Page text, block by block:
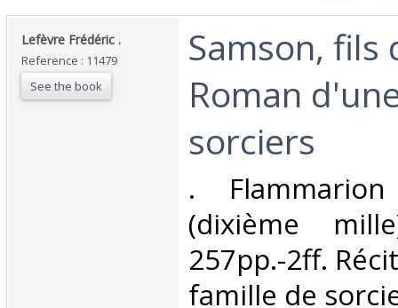
‎Lefèvre Frédéric .‎
Reference : 11479
See the book
‎Samson, fils
Roman
sorciers‎
‎.
(dixième
257pp.-2ff.
famille de